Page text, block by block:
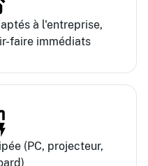
à l'entreprise,
faire immédiats
(PC, projecteur,